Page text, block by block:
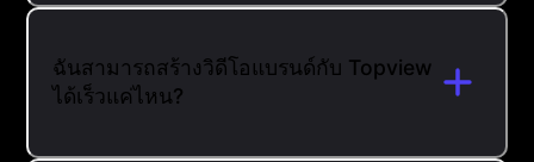
ฉันสามารถสร้างวิดีโอแบรนด์กับ Topview
ได้เร็วแค่ไหน?